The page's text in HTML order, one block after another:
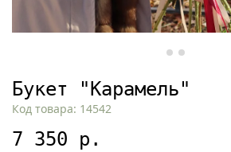
Букет "Карамель"
Код товара: 14542
7 350 р.